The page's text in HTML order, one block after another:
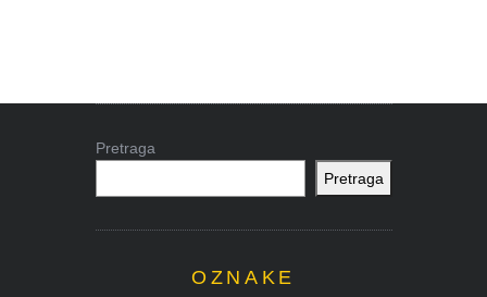
Pretraga
Pretraga
OZNAKE